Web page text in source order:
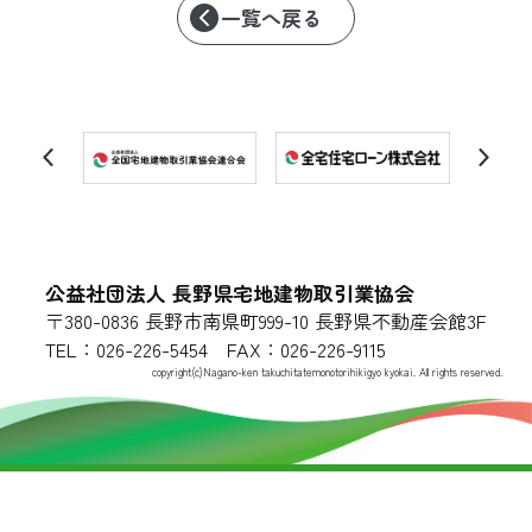
一覧へ戻る
公益社団法人 長野県宅地建物取引業協会
〒380-0836 長野市南県町999-10 長野県不動産会館3F
TEL：026-226-5454 FAX：026-226-9115
copyright(c)Nagano-ken takuchitatemonotorihikigyo kyokai. All rights reserved.